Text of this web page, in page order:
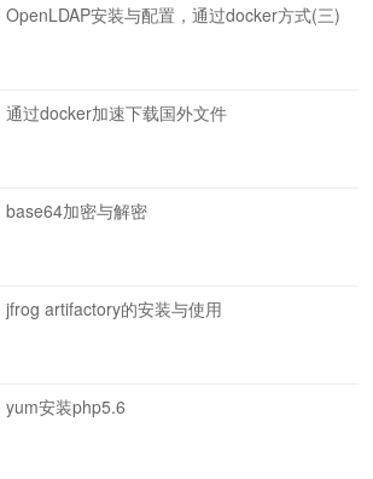
OpenLDAP安装与配置，通过docker方式(三)
通过docker加速下载国外文件
base64加密与解密
jfrog artifactory的安装与使用
yum安装php5.6